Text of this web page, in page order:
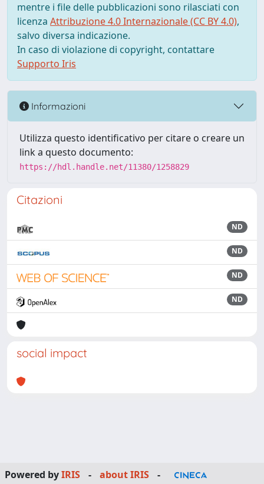
mentre i file delle pubblicazioni sono rilasciati con
licenza Attribuzione 4.0 Internazionale (CC BY 4.0),
salvo diversa indicazione.
In caso di violazione di copyright, contattare
Supporto Iris
Informazioni
Utilizza questo identificativo per citare o creare un
link a questo documento:
https://hdl.handle.net/11380/1258829
Citazioni
ND
ND
ND
ND
social impact
Powered byIRIS - about IRIS
-